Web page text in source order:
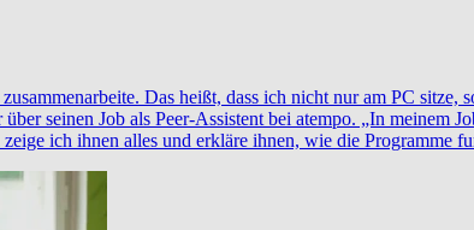
Das heißt, dass ich nicht nur am PC
seinen Job als Peer-Assistent bei atempo. „In meinem
ich ihnen alles und erkläre ihnen, wie die Programme